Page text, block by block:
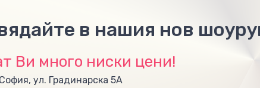
в нашия нов
Ви много ниски цени!
ул. Градинарска 5А